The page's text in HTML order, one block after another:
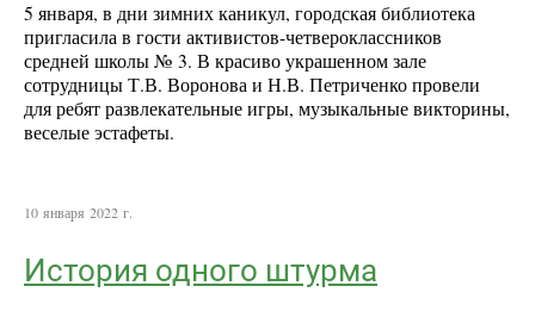
5 января, в дни зимних каникул, городская библиотека
пригласила в гости активистов-четвероклассников
средней школы № 3. В красиво украшенном зале
сотрудницы Т.В. Воронова и Н.В. Петриченко провели
для ребят развлекательные игры, музыкальные викторины,
веселые эстафеты.
10 января 2022 г.
История одного штурма